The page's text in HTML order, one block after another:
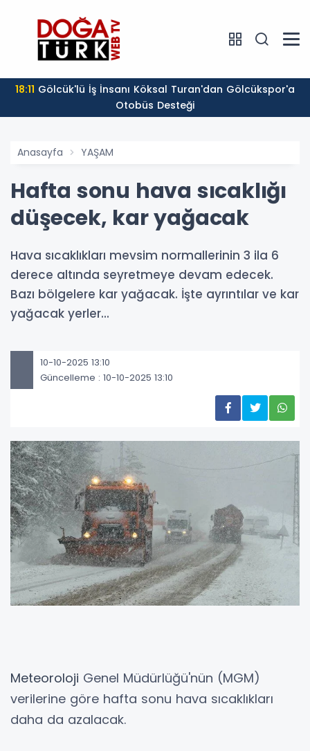
18:11
Otobüs Desteği
Anasayfa YAŞAM
Hafta sonu hava sıcaklığı
düşecek, kar yağacak
Hava sıcaklıkları mevsim normallerinin 3 ila 6
derece altında seyretmeye devam edecek.
Bazı bölgelere kar yağacak. İşte ayrıntılar ve kar
yağacak yerler...
10-10-2025 13:10
Güncelleme : 10-10-2025 13:10
Meteoroloji Genel Müdürlüğü'nün (MGM)
verilerine göre hafta sonu hava sıcaklıkları
daha da azalacak.